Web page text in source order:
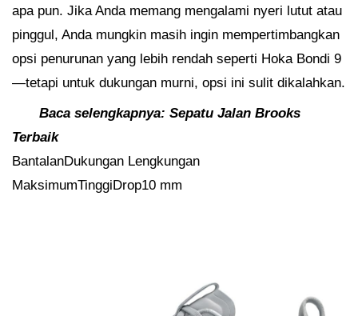
apa pun. Jika Anda memang mengalami nyeri lutut atau
pinggul, Anda mungkin masih ingin mempertimbangkan
opsi penurunan yang lebih rendah seperti Hoka Bondi 9
—tetapi untuk dukungan murni, opsi ini sulit dikalahkan.
Baca selengkapnya: Sepatu Jalan Brooks
Terbaik
BantalanDukungan Lengkungan
MaksimumTinggiDrop10 mm